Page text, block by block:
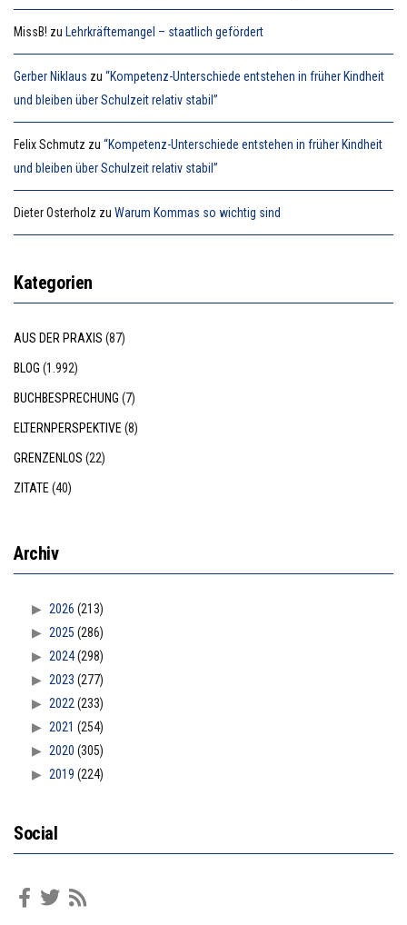
MissB! zu Lehrkräftemangel – staatlich gefördert
Gerber Niklaus zu “Kompetenz-Unterschiede entstehen in früher Kindheit
und bleiben über Schulzeit relativ stabil”
Felix Schmutz zu “Kompetenz-Unterschiede entstehen in früher Kindheit
und bleiben über Schulzeit relativ stabil”
Dieter Osterholz zu Warum Kommas so wichtig sind
Kategorien
AUS DER PRAXIS (87)
BLOG (1.992)
BUCHBESPRECHUNG (7)
ELTERNPERSPEKTIVE (8)
GRENZENLOS (22)
ZITATE (40)
Archiv
2026 (213)
2025 (286)
2024(298)
2023 (277)
2022 (233)
2021 (254)
2020 (305)
2019 (224)
Social